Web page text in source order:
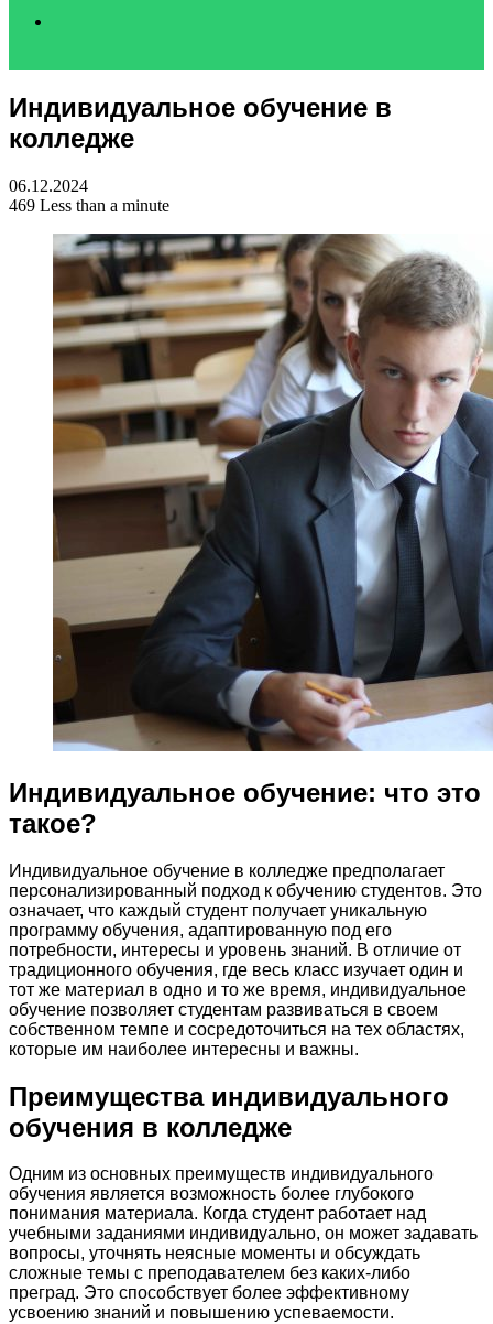
for
Индивидуальное обучение в
колледже
06.12.2024
469 Less than a minute
Индивидуальное обучение: что это
такое?
Индивидуальное обучение в колледже предполагает
персонализированный подход к обучению студентов. Это
означает, что каждый студент получает уникальную
программу обучения, адаптированную под его
потребности, интересы и уровень знаний. В отличие от
традиционного обучения, где весь класс изучает один и
тот же материал в одно и то же время, индивидуальное
обучение позволяет студентам развиваться в своем
собственном темпе и сосредоточиться на тех областях,
которые им наиболее интересны и важны.
Преимущества индивидуального
обучения в колледже
Одним из основных преимуществ индивидуального
обучения является возможность более глубокого
понимания материала. Когда студент работает над
учебными заданиями индивидуально, он может задавать
вопросы, уточнять неясные моменты и обсуждать
сложные темы с преподавателем без каких-либо
преград. Это способствует более эффективному
усвоению знаний и повышению успеваемости.